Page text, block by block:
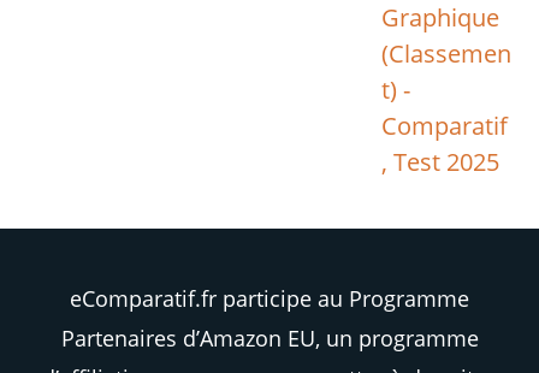
Graphique
(Classemen
t) -
Comparatif
, Test 2025
eComparatif.fr participe au Programme
Partenaires d’Amazon EU, un programme